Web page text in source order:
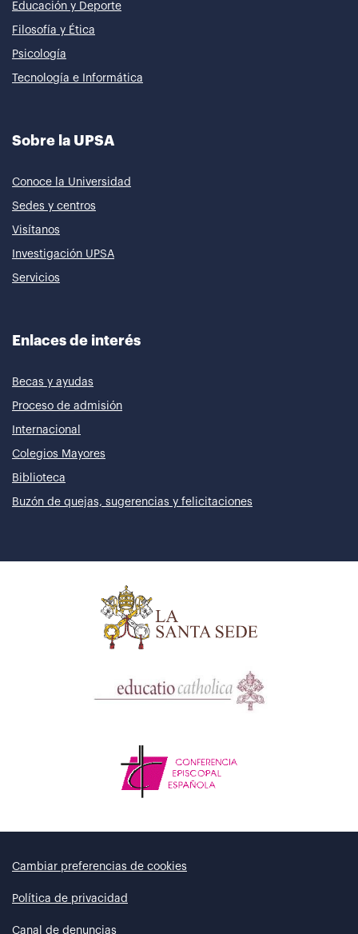
Educación y Deporte
Filosofía y Ética
Psicología
Tecnología e Informática
Sobre la UPSA
Conoce la Universidad
Sedes y centros
Visítanos
Investigación UPSA
Servicios
Enlaces de interés
Becas y ayudas
Proceso de admisión
Internacional
Colegios Mayores
Biblioteca
Buzón de quejas, sugerencias y felicitaciones
Cambiar preferencias de cookies
Política de privacidad
Canal de denuncias